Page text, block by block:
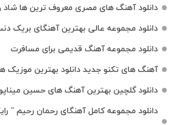
دانلود آهنگ های مصری معروف ترین ها
دانلود مجموعه عالی بهترین آهنگای بریک
دانلود مجموعه آهنگ قدیمی برای مسافرت
آهنگ های تکنو جدید دانلود بهترین موزیک
دانلود گلچین بهترین آهنگ های حسین
دانلود مجموعه کامل آهنگای رحمان رحیم ”